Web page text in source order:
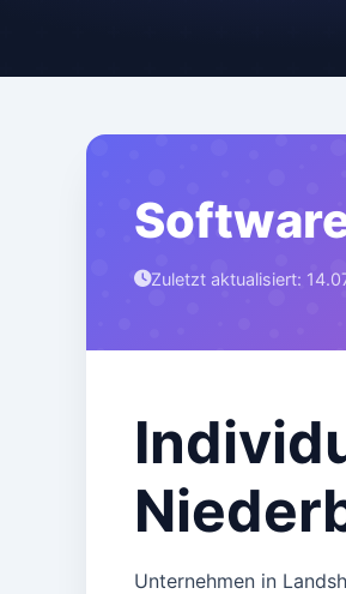
Zuletzt aktualisiert:
Unternehmen in